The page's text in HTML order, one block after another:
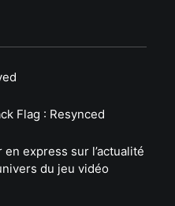
Flag : Resynced
en express sur l’actualité
du jeu vidéo